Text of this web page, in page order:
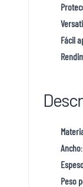
Fácil
Ancho
Peso